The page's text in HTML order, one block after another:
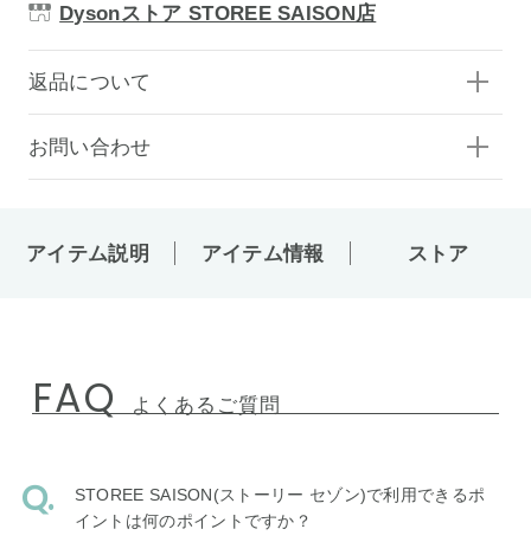
Dysonストア STOREE SAISON店
返品について
お問い合わせ
アイテム説明 アイテム情報 ストア
FAQ よくあるご質問
STOREE SAISON(ストーリー セゾン)で利用できるポ
イントは何のポイントですか？